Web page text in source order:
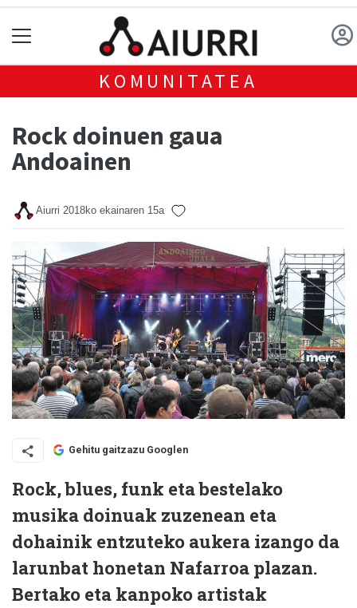
KOMUNITATEA
Rock doinuen gaua
Andoainen
Aiurri 2018ko ekainaren 15a
Gehitu gaitzazu Googlen
Rock, blues, funk eta bestelako
musika doinuak zuzenean eta
dohainik entzuteko aukera izango da
larunbat honetan Nafarroa plazan.
Bertako eta kanpoko artistak